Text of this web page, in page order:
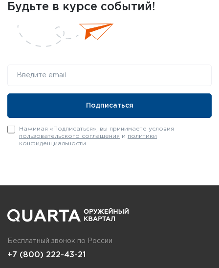
Будьте в курсе событий!
Нажимая «Подписаться», вы принимаете условия
пользовательского соглашения и политики
конфиденциальности
Бесплатный звонок по России
+7 (800) 222-43-21